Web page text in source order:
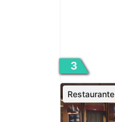
3
Restaurante